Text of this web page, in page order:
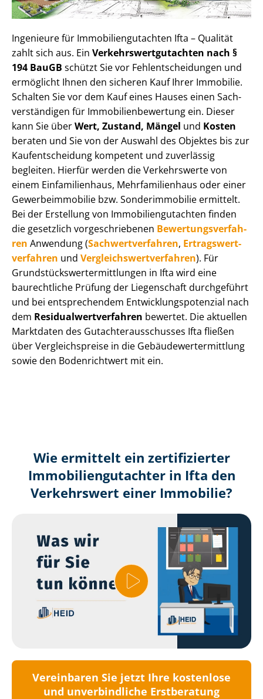
Ingenieure für Im­mo­bi­li­en­gut­ach­ten Ifta – Qualität
zahlt sich aus. Ein Ver­kehrs­wert­gut­ach­ten nach §
194 BauGB schützt Sie vor Fehl­ent­schei­dun­gen und
ermöglicht Ihnen den sicheren Kauf Ihrer Immobilie.
Schalten Sie vor dem Kauf eines Hauses einen Sach­
ver­stän­di­gen für Im­mo­bi­li­en­be­wer­tung ein. Dieser
kann Sie überWert, Zustand, Mängel und Kosten
beraten und Sie von der Auswahl des Objektes bis zur
Kauf­ent­schei­dung kompetent und zuverlässig
begleiten. Hierfür werden die Verkehrswerte von
einem Einfamilienhaus, Mehr­fa­mi­li­en­haus oder einer
Ge­wer­be­im­mo­bi­lie bzw. Sonderimmobilie ermittelt.
Bei der Erstellung von Im­mo­bi­li­en­gut­ach­ten finden
die gesetzlich vor­ge­schrie­be­nen Be­wer­tungs­ver­fah­
ren Anwendung (Sach­wert­ver­fah­ren, Er­trags­wert­
ver­fah­ren und Ver­gleichs­wert­ver­fah­ren). Für
Grund­stücks­wert­ermitt­lun­gen in Ifta wird eine
baurechtliche Prüfung der Liegenschaft durchgeführt
und bei entsprechendem Ent­wick­lungs­po­ten­zi­al nach
dem Re­si­du­al­wert­ver­fah­ren bewertet. Die aktuellen
Marktdaten des Gut­ach­ter­aus­schus­ses Ifta fließen
über Ver­gleichs­prei­se in die Ge­bäu­de­wert­ermitt­lung
sowie den Bodenrichtwert mit ein.
Wie ermittelt ein zertifizierter
Immobilien­gutachter in Ifta den
Verkehrswert einer Immobilie?
Vereinbaren Sie jetzt Ihre kostenlose
und unverbindliche Erstberatung